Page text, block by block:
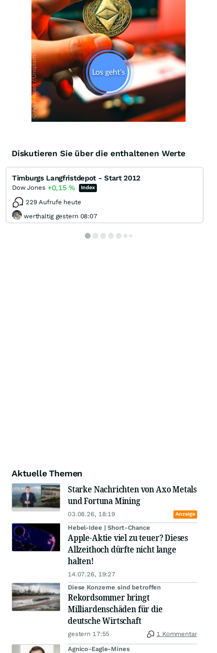
Diskutieren Sie über die enthaltenen Werte
Timburgs Langfristdepot - Start 2012
Dow Jones +0,15% Index
229 Aufrufe heute
werthaltig gestern 08:07
Aktuelle Themen
Starke Nachrichten von Axo Metals
und Fortuna Mining
03.08.26, 18:19 Anzeige
Hebel-Idee | Short-Chance
Apple-Aktie viel zu teuer? Dieses
Allzeithoch dürfte nicht lange
halten!
14.07.26, 19:27
Diese Konzerne sind betroffen
Rekordsommer bringt
Milliardenschäden für die
deutsche Wirtschaft
gestern 17:55 1 Kommentar
Agnico-Eagle-Mines